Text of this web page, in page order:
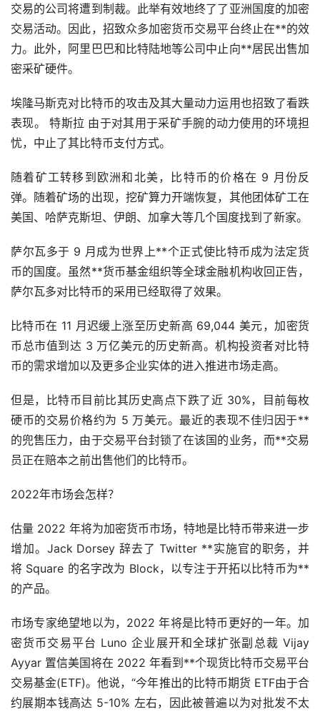
交易的公司将遭到制裁。此举有效地终了了亚洲国度的加密
交易活动。因此，招致众多加密货币交易平台终止在**的效
力。此外，阿里巴巴和比特陆地等公司中止向**居民出售加
密采矿硬件。
埃隆马斯克对比特币的攻击及其大量动力运用也招致了看跌
表现。 特斯拉 由于对其用于采矿手腕的动力使用的环境担
忧，中止了其比特币支付方式。
随着矿工转移到欧洲和北美，比特币的价格在 9 月份反
弹。随着矿场的出现，挖矿算力开端恢复，其他团体矿工在
美国、哈萨克斯坦、伊朗、加拿大等几个国度找到了新家。
萨尔瓦多于 9 月成为世界上**个正式使比特币成为法定货
币的国度。虽然**货币基金组织等全球金融机构收回正告，
萨尔瓦多对比特币的采用已经取得了效果。
比特币在 11 月迟缓上涨至历史新高 69,044 美元，加密货
币总市值到达 3 万亿美元的历史新高。机构投资者对比特
币的需求增加以及更多企业实体的进入推进市场走高。
但是，比特币目前比其历史高点下跌了近 30%，目前每枚
硬币的交易价格约为 5 万美元。最近的表现不佳归因于**
的兜售压力，由于交易平台封锁了在该国的业务，而**交易
员正在赔本之前出售他们的比特币。
2022年市场会怎样？
估量 2022 年将为加密货币市场，特地是比特币带来进一步
增加。Jack Dorsey 辞去了 Twitter **实施官的职务，并
将 Square 的名字改为 Block，以专注于开拓以比特币为**
的产品。
市场专家绝望地以为，2022 年将是比特币更好的一年。加
密货币交易平台 Luno 企业展开和全球扩张副总裁 Vijay
Ayyar 置信美国将在 2022 年看到**个现货比特币交易平台
交易基金(ETF)。他说，“今年推出的比特币期货 ETF由于合
约展期本钱高达 5-10% 左右，因此被普遍以为对批发不太